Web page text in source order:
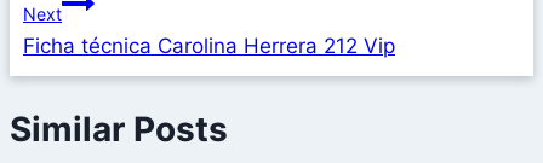
Next
Ficha técnica Carolina Herrera 212 Vip
Similar Posts